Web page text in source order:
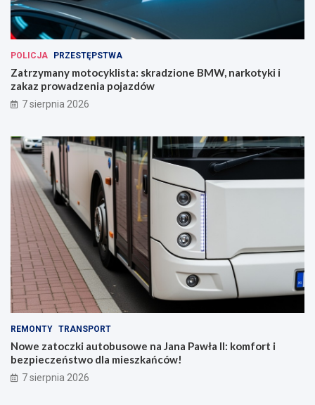
POLICJA PRZESTĘPSTWA
Zatrzymany motocyklista: skradzione BMW, narkotyki i
zakaz prowadzenia pojazdów
7 sierpnia 2026
REMONTY TRANSPORT
Nowe zatoczki autobusowe na Jana Pawła II: komfort i
bezpieczeństwo dla mieszkańców!
7 sierpnia 2026